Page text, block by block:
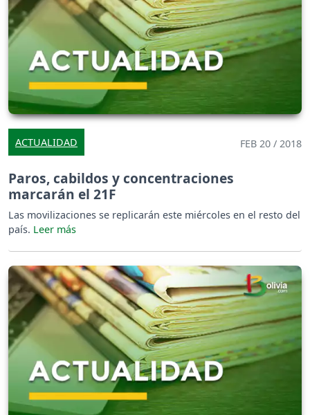
ACTUALIDAD FEB 20 / 2018
Paros, cabildos y concentraciones
marcarán el 21F
Las movilizaciones se replicarán este miércoles en el resto del
país.